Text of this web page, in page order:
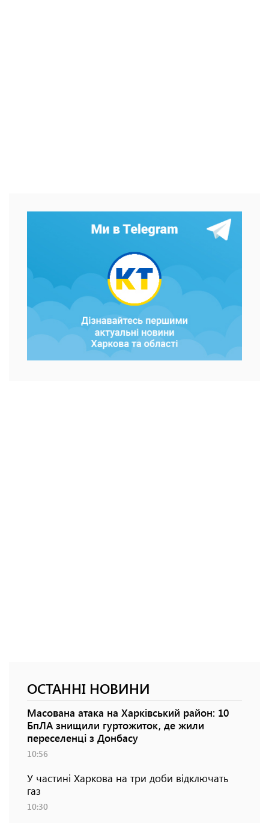
ОСТАННІ НОВИНИ
Масована атака на Харківський район: 10
БпЛА знищили гуртожиток, де жили
переселенці з Донбасу
10:56
У частині Харкова на три доби відключать
газ
10:30